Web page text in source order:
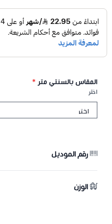
المقاس بالسنتي متر *
اختر
رقم الموديل
الوزن